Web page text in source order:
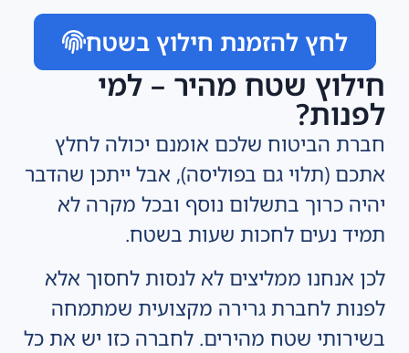
לחץ להזמנת חילוץ בשטח
חילוץ שטח מהיר – למי
לפנות?
חברת הביטוח שלכם אומנם יכולה לחלץ
אתכם (תלוי גם בפוליסה), אבל ייתכן שהדבר
יהיה כרוך בתשלום נוסף ובכל מקרה לא
תמיד נעים לחכות שעות בשטח.
לכן אנחנו ממליצים לא לנסות לחסוך אלא
לפנות לחברת גרירה מקצועית שמתמחה
בשירותי שטח מהירים. לחברה כזו יש את כל